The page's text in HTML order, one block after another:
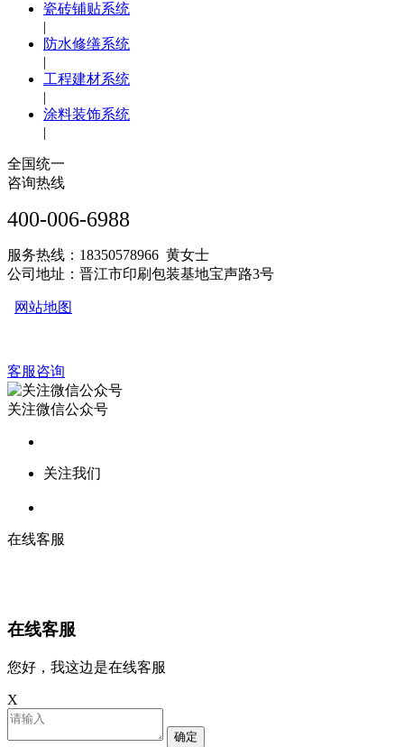
瓷砖铺贴系统
|
防水修缮系统
|
工程建材系统
|
涂料装饰系统
|
全国统一
咨询热线
400-006-6988
服务热线：18350578966 黄女士
公司地址：晋江市印刷包装基地宝声路3号
网站地图
客服咨询
关注微信公众号
关注我们
在线客服
在线客服
您好，我这边是在线客服
X
确定